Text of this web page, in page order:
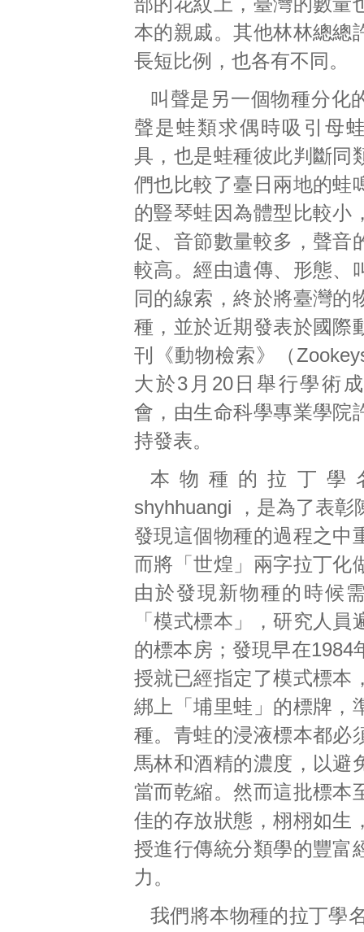
本的親戚。其他林林總總
長短比例，也各有不同。
叫聲是另一個物種分化
聲是蛙類求偶時吸引母
具，也是蛙種彼此判斷同
們也比較了臺日兩地的蛙
的豎琴蛙因為體型比較小
促、音節數量較多，聲音
較高。經由遺傳、形態、
同的線索，終於將臺灣的
種，並於近期發表於國際
刊《動物檢索》（
大於3月20日舉行學術
會，由生命科學專業學院
持發表。
本物種的拉丁學
shyhhuangi ，是為了表彰
發現這個物種的過程之中
而將「世煌」兩字拉丁化
由於發現新物種的時候
「模式標本」，研究人員
的標本房；發現早在1984
授就已經指定了模式標本
綁上「埔里蛙」的標牌，
種。青蛙的浸液標本都必
馬林和酒精的濃度，以避
當而乾縮。然而這批標本
佳的存放狀態，栩栩如生
授進行傳統分類學的豐富
力。
我們將本物種的拉丁學